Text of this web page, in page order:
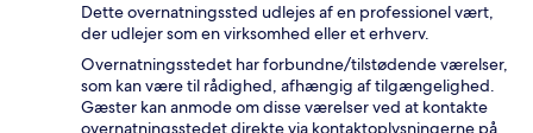
Dette overnatningssted udlejes af en professionel vært,
der udlejer som en virksomhed eller et erhverv.
Overnatningsstedet har forbundne/tilstødende værelser,
som kan være til rådighed, afhængig af tilgængelighed.
Gæster kan anmode om disse værelser ved at kontakte
overnatningsstedet direkte via kontaktoplysningerne på